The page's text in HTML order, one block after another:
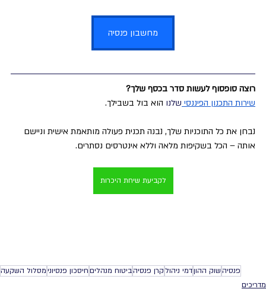
מחשבון פנסיה
רוצה סופסוף לעשות סדר בכסף שלך?
שירות התכנון הפיננסי שלנו הוא בול בשבילך.
נבחן את כל התוכניות שלך, נבנה תכנית פעולה מותאמת אישית וניישם
אותה – הכל בשקיפות מלאה וללא אינטרסים נסתרים.
לקביעת שיחת היכרות
פנסיהשוק ההוןדמי ניהולקרן פנסיהביטוח מנהליםחיסכון פנסיונימסלול השקעה
מדריכים